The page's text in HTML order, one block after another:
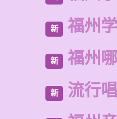
新 福州
新 福州
新 流行